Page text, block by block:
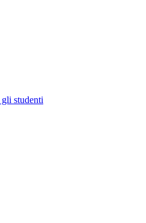
studenti